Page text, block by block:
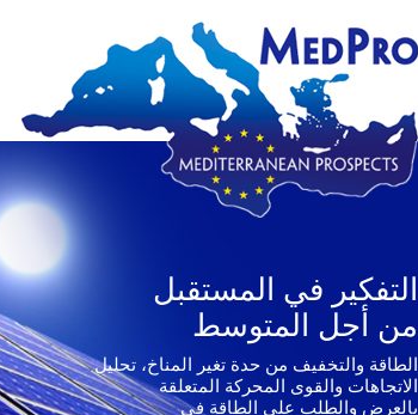
التفكير في المستقبل
من أجل المتوسط
الطاقة والتخفيف من حدة تغير المناخ، تحليل
الاتجاهات والقوى المحركة المتعلقة
بالعرض والطلب على الطاقة في
التفكير في المستقبل
من أجل المتوسط
الجغرافيا السياسية والحوكمة، يتناول التحديات السياسية
الإقليمية والدولية التي تواجهها دول
جنوب المتوسط